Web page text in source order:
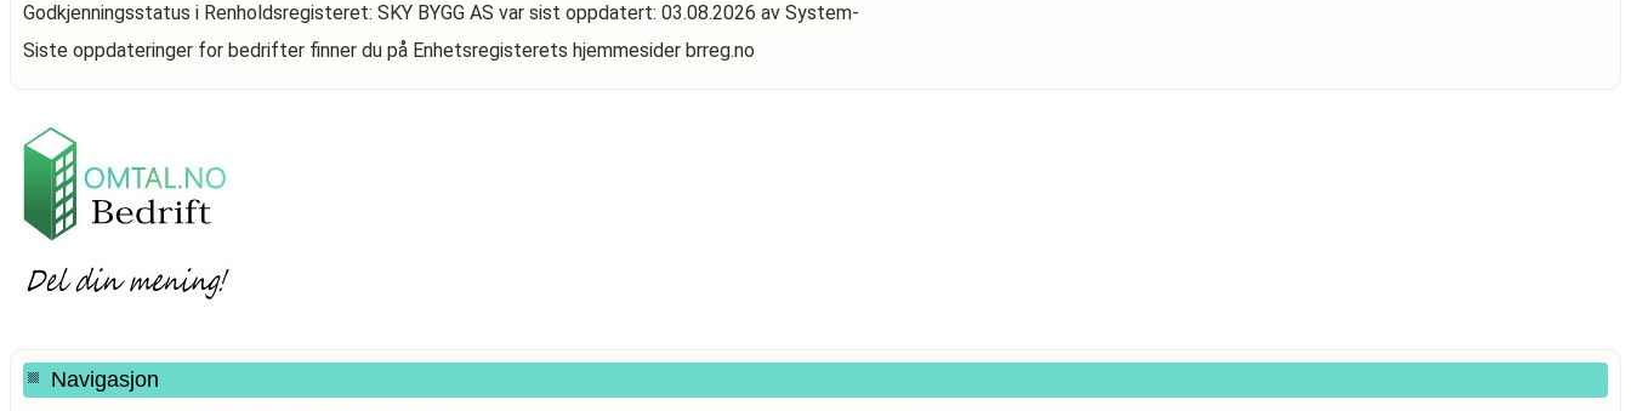
Godkjenningsstatus i Renholdsregisteret: SKY BYGG AS var sist oppdatert: 03.08.2026 av System-
Siste oppdateringer for bedrifter finner du på Enhetsregisterets hjemmesider brreg.no
Navigasjon